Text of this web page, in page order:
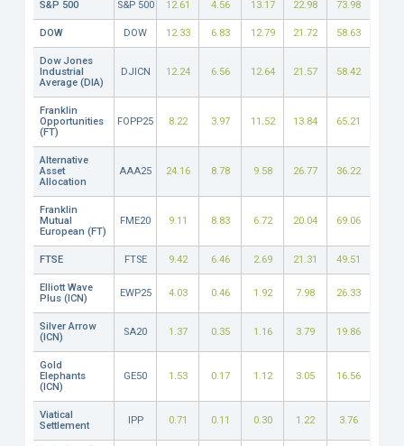
S&P 500 S&P 500 12.61 4.56 13.17 22.98 73.98
DOW DOW 12.33 6.83 12.79 21.72 58.63
Dow Jones
Industrial
Average (DIA)
DJICN 12.24 6.56 12.64 21.57 58.42
Franklin
Opportunities
(FT)
FOPP25 8.22 3.97 11.52 13.84 65.21
Alternative
Asset
Allocation
AAA25 24.16 8.78 9.58 26.77 36.22
Franklin
Mutual
European (FT)
FME20 9.11 8.83 6.72 20.04 69.06
FTSE FTSE 9.42 6.46 2.69 21.31 49.51
Elliott Wave
Plus (ICN)
EWP25 4.03 0.46 1.92 7.98 26.33
Silver Arrow
(ICN)
SA20 1.37 0.35 1.16 3.79 19.86
Gold
Elephants
(ICN)
GE50 1.53 0.17 1.12 3.05 16.56
Viatical
Settlement
IPP 0.71 0.11 0.30 1.22 3.76